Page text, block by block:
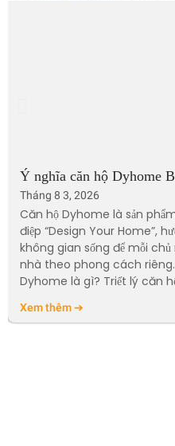
Ý nghĩa căn hộ Dyhome
Tháng 8 3, 2026
Căn hộ Dyhome là sản
điệp “Design Your Home”,
không gian sống để mỗi
nhà theo phong cách
Dyhome là gì? Triết lý căn
Xem thêm ➔